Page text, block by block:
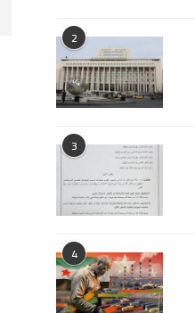
2
3
4